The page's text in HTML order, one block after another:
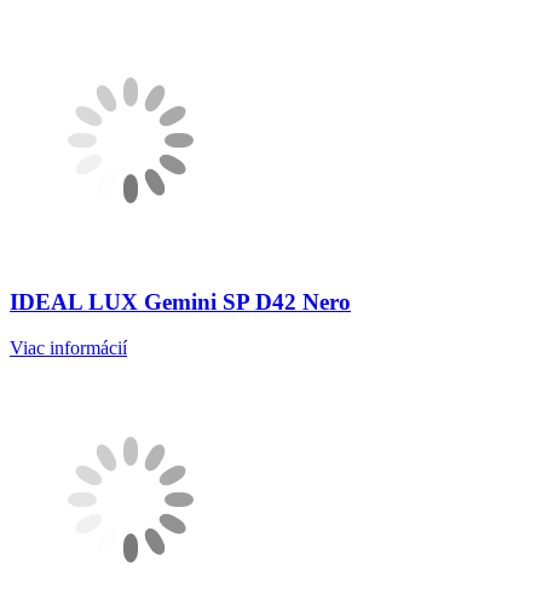
IDEAL LUX Gemini SP D42 Nero
Viac informácií